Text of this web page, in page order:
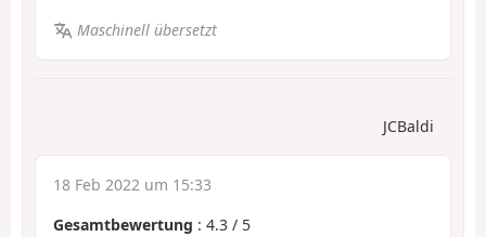
Maschinell übersetzt
JCBaldi
18 Feb 2022 um 15:33
Gesamtbewertung : 4.3 / 5